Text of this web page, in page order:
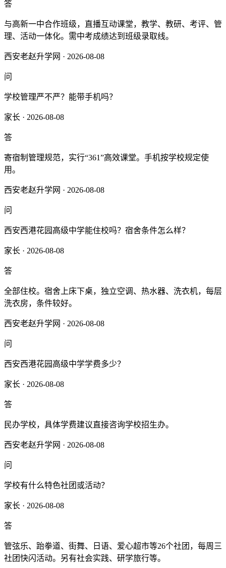
答
与高新一中合作班级，直播互动课堂，教学、教研、考评、管
理、活动一体化。需中考成绩达到班级录取线。
西安老赵升学网 · 2026-08-08
问
学校管理严不严？能带手机吗？
家长 · 2026-08-08
答
寄宿制管理规范，实行“361”高效课堂。手机按学校规定使
用。
西安老赵升学网 · 2026-08-08
问
西安西港花园高级中学能住校吗？宿舍条件怎么样？
家长 · 2026-08-08
答
全部住校。宿舍上床下桌，独立空调、热水器、洗衣机，每层
洗衣房，条件较好。
西安老赵升学网 · 2026-08-08
问
西安西港花园高级中学学费多少？
家长 · 2026-08-08
答
民办学校，具体学费建议直接咨询学校招生办。
西安老赵升学网 · 2026-08-08
问
学校有什么特色社团或活动？
家长 · 2026-08-08
答
管弦乐、跆拳道、街舞、日语、爱心超市等26个社团，每周三
社团快闪活动。另有社会实践、研学旅行等。